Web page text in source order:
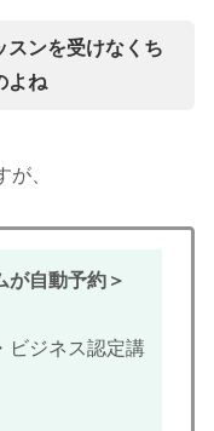
スンを受けなくち
よね
、
が自動予約＞
ビジネス認定講